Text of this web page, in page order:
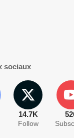
sociaux
14.7K
Follow